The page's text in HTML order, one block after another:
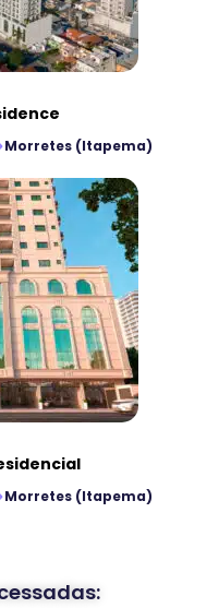
Morretes (Itapema)
Morretes (Itapema)